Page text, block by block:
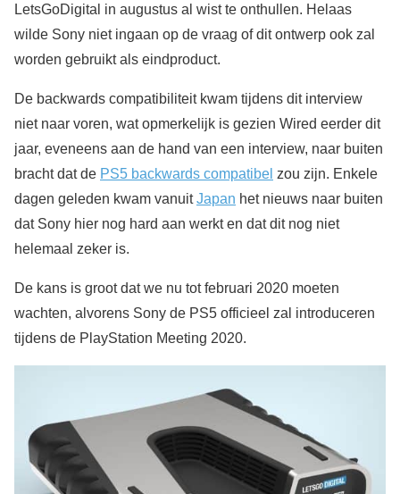
LetsGoDigital in augustus al wist te onthullen. Helaas
wilde Sony niet ingaan op de vraag of dit ontwerp ook zal
worden gebruikt als eindproduct.
De backwards compatibiliteit kwam tijdens dit interview
niet naar voren, wat opmerkelijk is gezien Wired eerder dit
jaar, eveneens aan de hand van een interview, naar buiten
bracht dat de PS5 backwards compatibel zou zijn. Enkele
dagen geleden kwam vanuitJapan het nieuws naar buiten
dat Sony hier nog hard aan werkt en dat dit nog niet
helemaal zeker is.
De kans is groot dat we nu tot februari 2020 moeten
wachten, alvorens Sony de PS5 officieel zal introduceren
tijdens de PlayStation Meeting 2020.